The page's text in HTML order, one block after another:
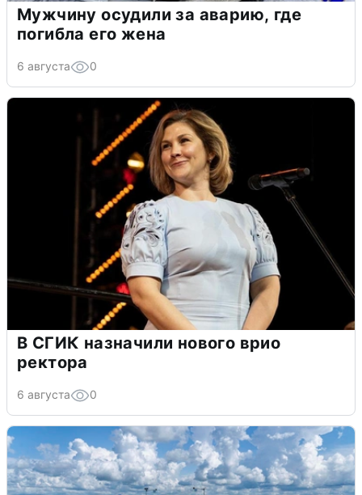
Мужчину осудили за аварию, где
погибла его жена
6 августа 0
В СГИК назначили нового врио
ректора
6 августа 0